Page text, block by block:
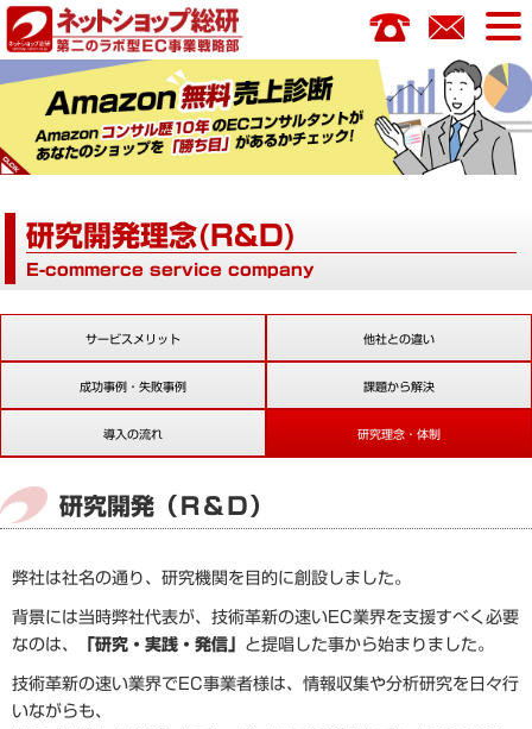
コ
ン
へ
キ
研究開発理念(R&D)
E-commerce service company
サービスメリット 他社との違い
成功事例・失敗事例 課題から解決
導入の流れ 研究理念・体制
研究開発（Ｒ＆Ｄ）
弊社は社名の通り、研究機関を目的に創設しました。
背景には当時弊社代表が、技術革新の速いEC業界を支援すべく必要
なのは、
「研究・実践・発信」 と提唱した事から始まりました。
技術革新の速い業界でEC事業者様は、情報収集や分析研究を日々行
いながらも、